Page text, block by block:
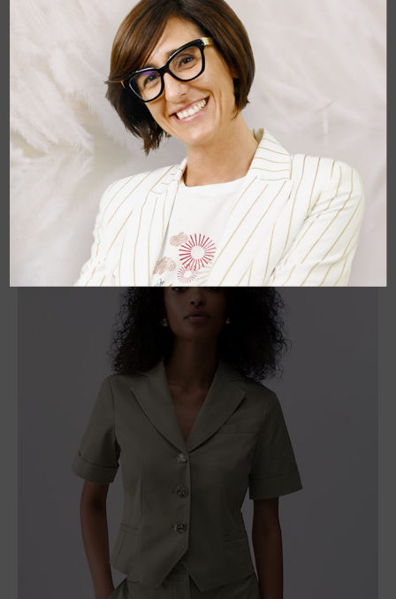
LIU JO
Giacca Liu Jo
Blazer con sciarpa gioiello con strass removibile doppiopetto
polsini in contrasto 78%lyocell 22%lino
239,00 € -30%
167,30 €